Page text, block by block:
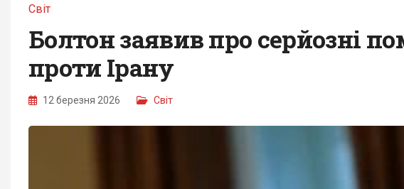
Світ
Болтон заявив про серйозні
проти Ірану
12 березня 2026 Світ